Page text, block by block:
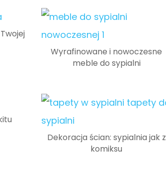
Wyrafinowane i nowoczesne
meble do sypialni
Dekoracja ścian: sypialnia jak z
komiksu